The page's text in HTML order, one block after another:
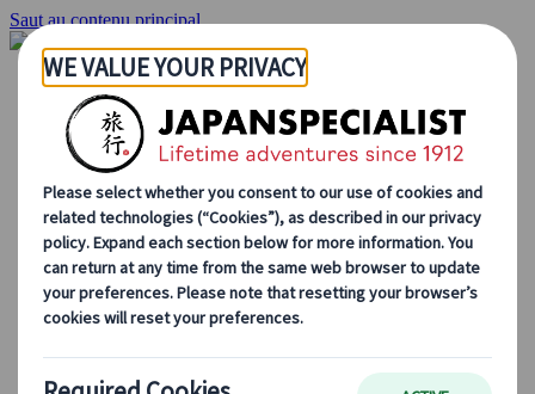
Saut au contenu principal
Accueil
Voyages
Circuits individuels
Circuits en groupe
Circuits autotours
Excursions
Voyages de groupe sur mesure
Japan Rail Pass
Découvrez notre travail
Qui sommes-nous ?
Notre équipe
Rejoignez notre équipe
Le Japon au fil des saisons
Les incontournables du Japon